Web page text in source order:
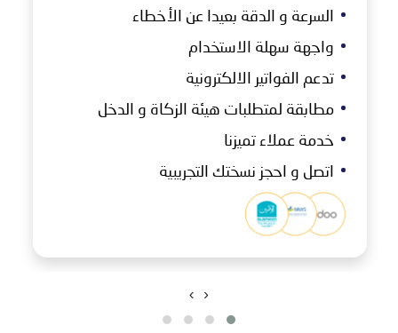
السرعة و الدقة بعيدا عن الأخطاء
واجهة سهلة الاستخدام
تدعم الفواتير الالكترونية
مطابقة لمتطلبات هيئة الزكاة و الدخل
خدمة عملاء تميزنا
اتصل و احجز نسختك التجريبية
‹
›